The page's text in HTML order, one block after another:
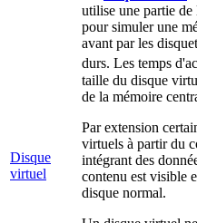
Disque
virtuel
utilise une partie
pour simuler une
avant par les
durs. Les temps
taille du disque
de la mémoire
Par extension
virtuels à partir du
intégrant des
contenu est visible
disque normal.